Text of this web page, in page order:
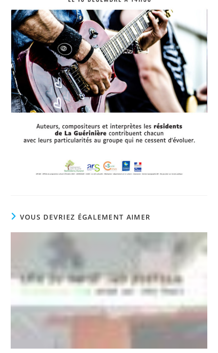
VOUS DEVRIEZ ÉGALEMENT AIMER